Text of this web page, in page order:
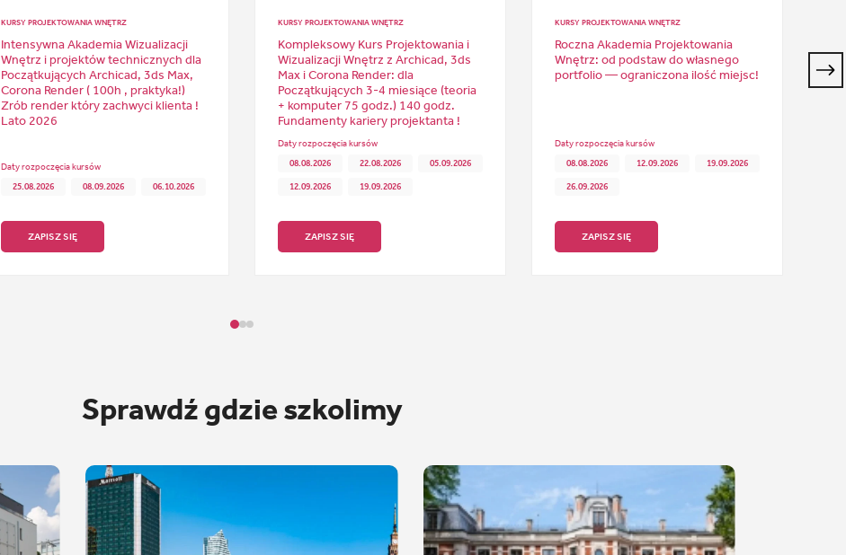
KURSY PROJEKTOWANIA WNĘTRZ
Intensywna Akademia Wizualizacji
Wnętrz i projektów technicznych dla
Początkujących Archicad, 3ds Max,
Corona Render ( 100h , praktyka!)
Zrób render który zachwyci klienta !
Lato 2026
Daty rozpoczęcia kursów
25.08.2026
08.09.2026 06.10.2026
ZAPISZ SIĘ
KURSY PROJEKTOWANIA WNĘTRZ
Kompleksowy Kurs Projektowania i
Wizualizacji Wnętrz z Archicad, 3ds
Max i Corona Render: dla
Początkujących 3-4 miesiące (teoria
+ komputer 75 godz.) 140 godz.
Fundamenty kariery projektanta !
Daty rozpoczęcia kursów
08.08.2026
22.08.2026 05.09.2026
12.09.2026 19.09.2026
ZAPISZ SIĘ
KURSY PROJEKTOWANIA WNĘTRZ
Roczna Akademia Projektowania
Wnętrz: od podstaw do własnego
portfolio — ograniczona ilość miejsc!
Daty rozpoczęcia kursów
08.08.2026
12.09.2026 19.09.2026
26.09.2026
ZAPISZ SIĘ
Sprawdź gdzie szkolimy